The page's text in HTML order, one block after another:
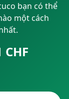
bạn có thể
một cách
CHF